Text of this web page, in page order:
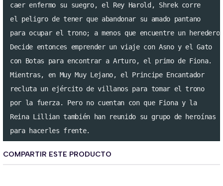
caer enfermo su suegro, el Rey Harold, Shrek corre
el peligro de tener que abandonar su amado pantano
para ocupar el trono; a menos que encuentre un
Decide entonces emprender un viaje con Asno y el Gato
con Botas para encontrar a Arturo, el primo de Fiona.
Mientras, en Muy Muy Lejano, el Principe Encantador
recluta un ejército de villanos para tomar el trono
por la fuerza. Pero no cuentan con que Fiona y la
Reina Lillian también han reunido su grupo de heroínas
para hacerles frente.
COMPARTIR ESTE PRODUCTO